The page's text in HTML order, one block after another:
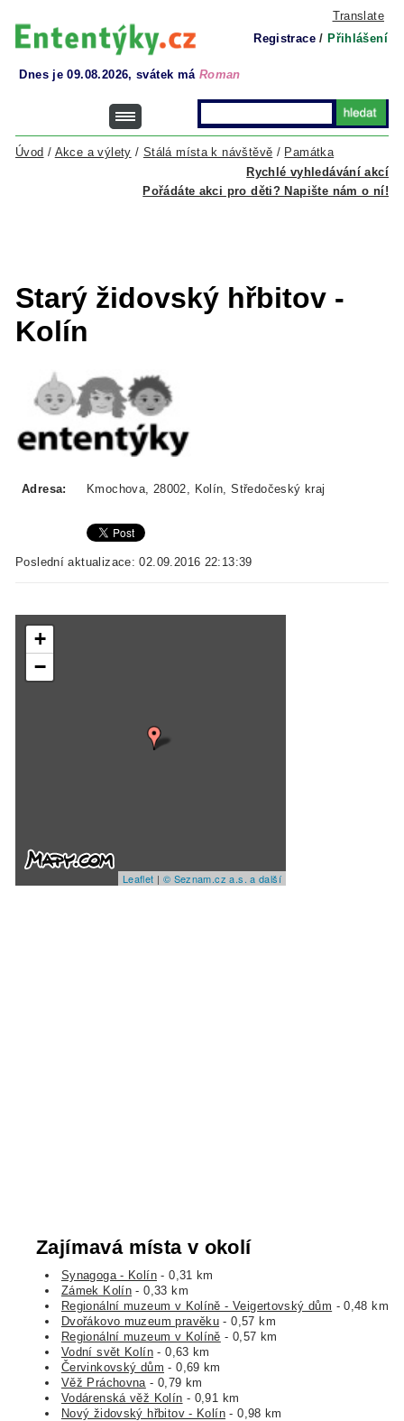
Translate
Registrace / Přihlášení
Dnes je 09.08.2026, svátek má Roman
Rychlé vyhledávání akcí
Úvod / Akce a výlety / Stálá místa k návštěvě / Památka
Pořádáte akci pro děti? Napište nám o ní!
Starý židovský hřbitov -
Kolín
Adresa: Kmochova, 28002, Kolín, Středočeský kraj
Poslední aktualizace: 02.09.2016 22:13:39
+
−
Leaflet | © Seznam.cz a.s. a další
Zajímavá místa v okolí
Synagoga - Kolín - 0,31 km
Zámek Kolín - 0,33 km
Regionální muzeum v Kolíně - Veigertovský dům - 0,48 km
Dvořákovo muzeum pravěku - 0,57 km
Regionální muzeum v Kolíně - 0,57 km
Vodní svět Kolín - 0,63 km
Červinkovský dům - 0,69 km
Věž Práchovna - 0,79 km
Vodárenská věž Kolín - 0,91 km
Nový židovský hřbitov - Kolín - 0,98 km